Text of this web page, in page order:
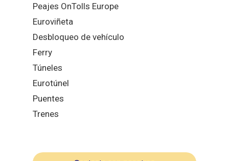
Peajes OnTolls Europe
Euroviñeta
Desbloqueo de vehículo
Ferry
Túneles
Eurotúnel
Puentes
Trenes